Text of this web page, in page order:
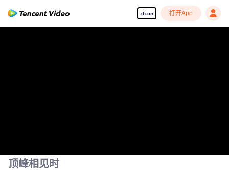
zh-cn 打开App
顶峰相见时